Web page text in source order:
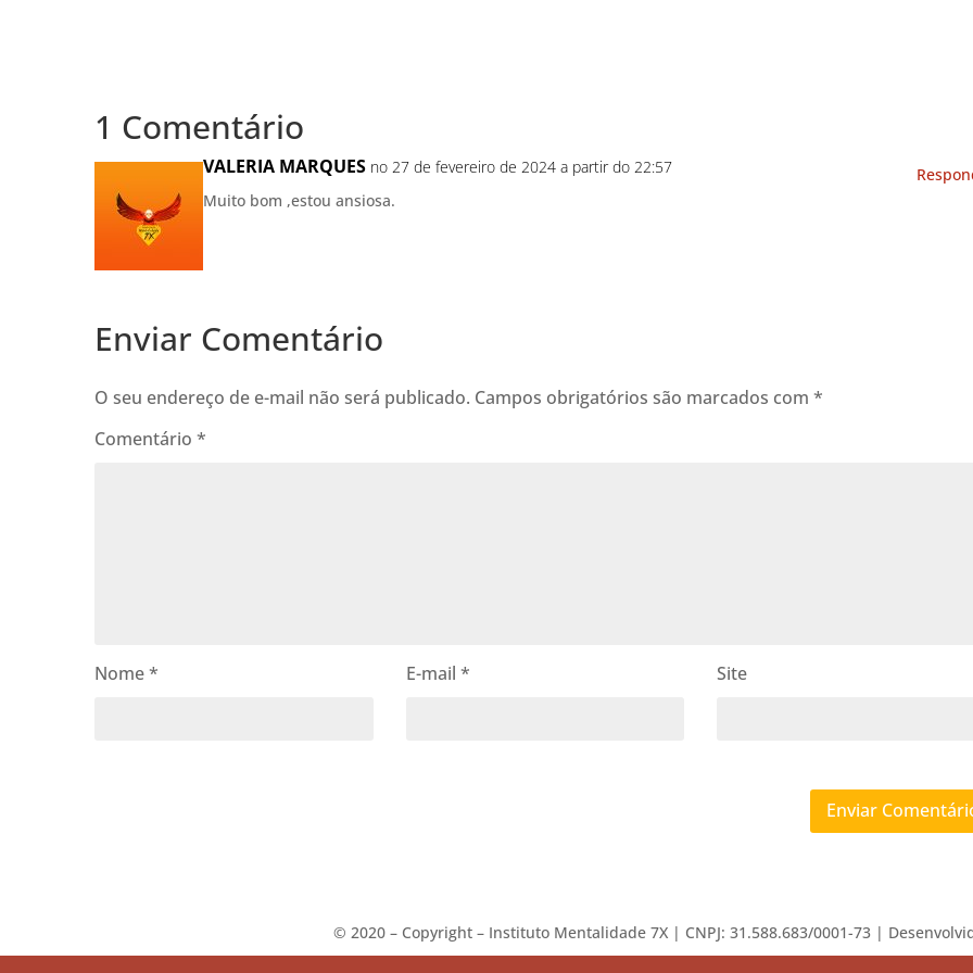
1 Comentário
VALERIA MARQUES no 27 de fevereiro de 2024 a partir do 22:57
Muito bom ,estou ansiosa.
Enviar Comentário
O seu endereço de e-mail não será publicado. Campos obrigatórios são marcados com *
Comentário *
Nome* E-mail * Site
©️ 2020 – Copyright – Instituto Mentalidade 7X | CNPJ: 31.588.683/0001-73 |